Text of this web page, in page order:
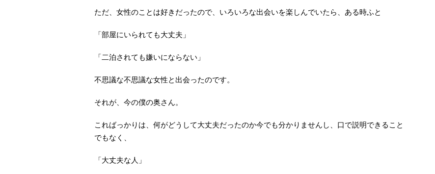
ただ、女性のことは好きだったので、いろいろな出会いを楽しんでいたら、ある時ふと
「部屋にいられても大丈夫」
「二泊されても嫌いにならない」
不思議な不思議な女性と出会ったのです。
それが、今の僕の奥さん。
こればっかりは、何がどうして大丈夫だったのか今でも分かりませんし、口で説明できること
でもなく、
「大丈夫な人」